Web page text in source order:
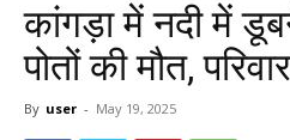
कांगड़ा में नदी में
पोतों की मौत,
By user - May 19, 2025